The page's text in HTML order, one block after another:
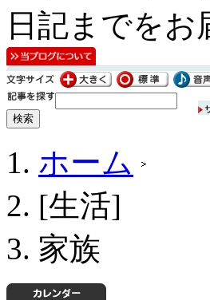
日記までを
ホーム
[生活]
家族